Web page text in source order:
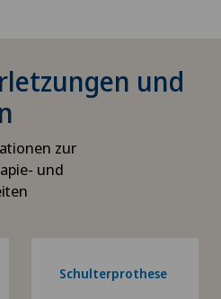
und
zur
und
Schulterprothese